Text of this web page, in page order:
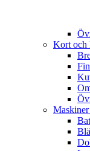
Kort och